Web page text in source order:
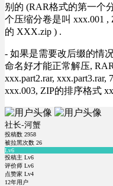
别的 (RAR格式的第一个
个压缩分卷是叫 xxx.001
的 XXX.zip ) .
- 如果是需要改后缀的情
命名好才能正常解压,
xxx.part2.rar,
xxx.003, ZIP的排序格式
社长-河蟹
投稿数 2958
被拉黑次数 26
Lv6
投稿主 Lv6
评价师 Lv6
点赞家 Lv4
12年用户